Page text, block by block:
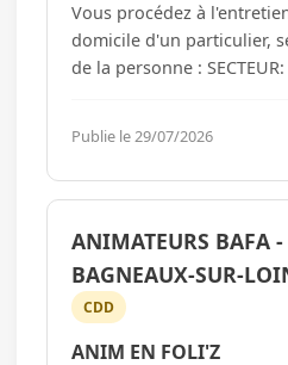
Vous procédez à
domicile d'un particulier,
de la personne : SECTEUR: DORDIVES ,
aérer, ranger et nettoyer
laver) les pièces,
Publie le 29/07/2026
ANIMATEURS BAFA
BAGNEAUX-SUR-
CDD
ANIM EN FOLI'Z